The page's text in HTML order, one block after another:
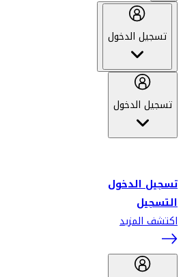
تسجيل الدخول
تسجيل الدخول
تسجيل الدخول
التسجيل
اكتشف المزيد